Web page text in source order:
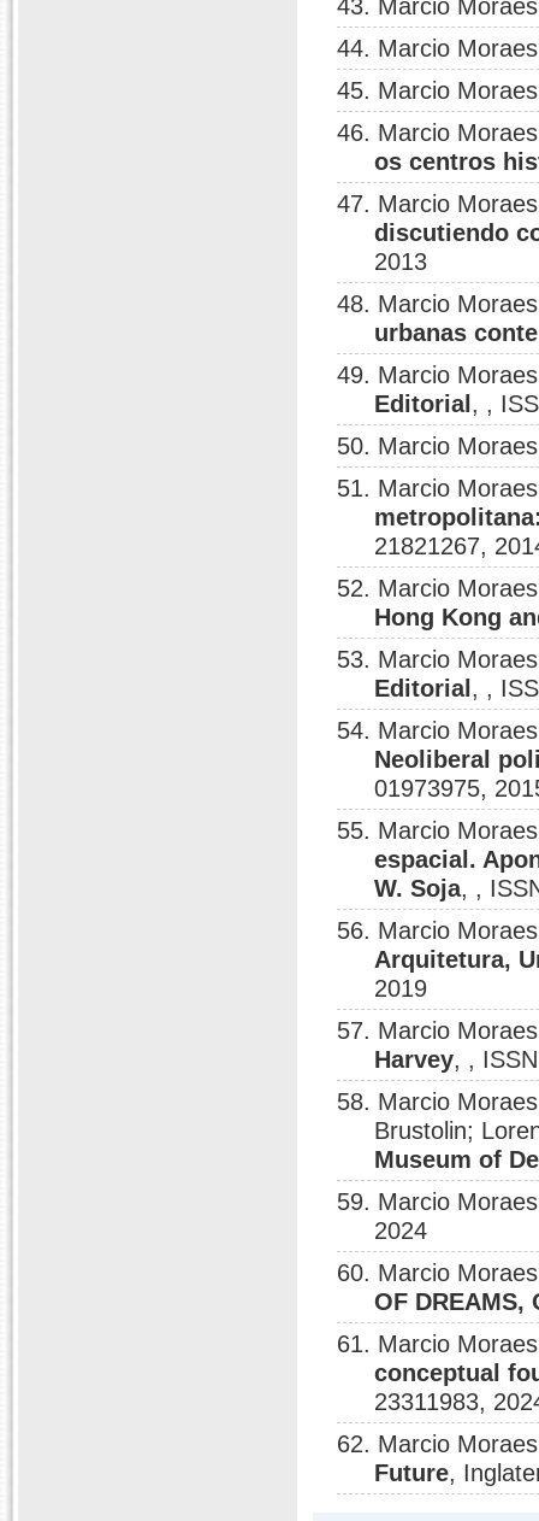
43. Marcio
44. Marcio
45. Marcio
46. Marcio
os centros
47. Marcio
discutiendo
2013
48. Marcio
urbanas
49. Marcio
Editorial , ,
50. Marcio
51. Marcio
21821267,
52. Marcio
Hong Kong
53. Marcio
Editorial , ,
54. Marcio
Neoliberal
01973975,
55. Marcio
espacial.
W. Soja, ,
56. Marcio
Arquitetura,
2019
57. Marcio
Harvey, ,
58. Marcio
Brustolin;
Museum of
59. Marcio
2024
60. Marcio
OF DREAMS,
61. Marcio
conceptual
23311983,
62. Marcio
Future,